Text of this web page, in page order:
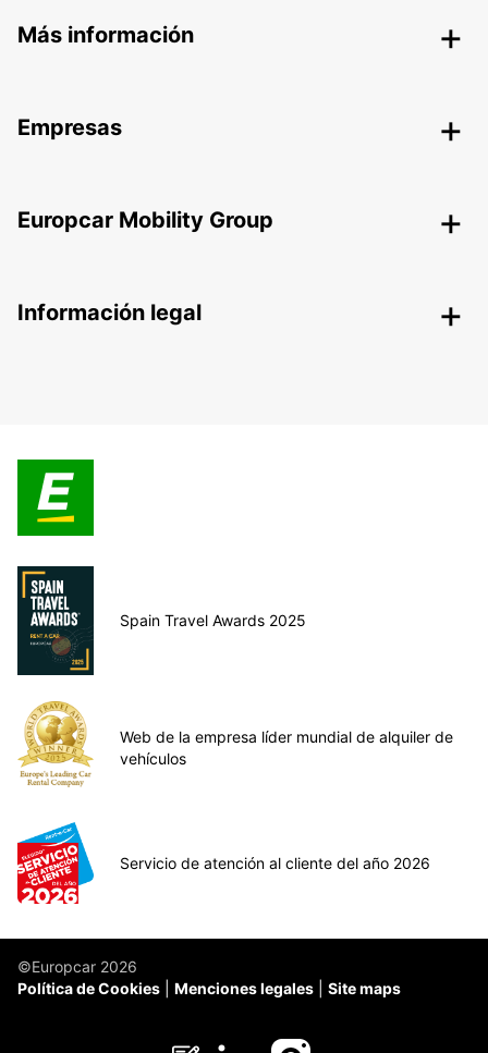
Más información
Empresas
Europcar Mobility Group
Información legal
Spain Travel Awards 2025
Web de la empresa líder mundial de alquiler de
vehículos
Servicio de atención al cliente del año 2026
©Europcar 2026
Política de Cookies
Menciones legales Site maps